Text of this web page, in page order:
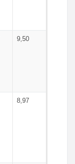
9,50
8,97